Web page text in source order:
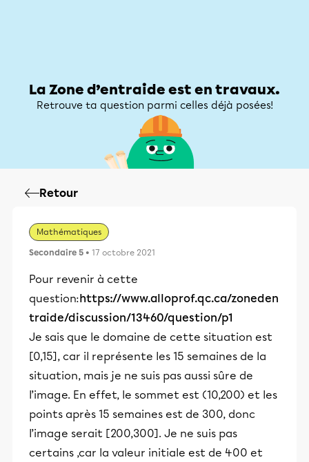
La Zone d’entraide est en travaux.
Retrouve ta question parmi celles déjà posées!
Retour
Mathématiques
Secondaire 5 • 17 octobre 2021
Pour revenir à cette
question:https://www.alloprof.qc.ca/zoneden
traide/discussion/13460/question/p1
Je sais que le domaine de cette situation est
[0,15], car il représente les 15 semaines de la
situation, mais je ne suis pas aussi sûre de
l’image. En effet, le sommet est (10,200) et les
points après 15 semaines est de 300, donc
l’image serait [200,300]. Je ne suis pas
certains ,car la valeur initiale est de 400 et